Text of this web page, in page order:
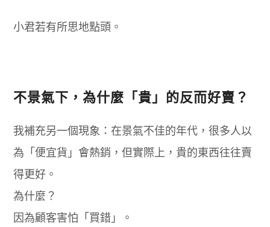
小君若有所思地點頭。
不景氣下，為什麼「貴」的反而好賣？
我補充另一個現象：在景氣不佳的年代，很多人以
為「便宜貨」會熱銷，但實際上，貴的東西往往賣
得更好。
為什麼？
因為顧客害怕「買錯」。